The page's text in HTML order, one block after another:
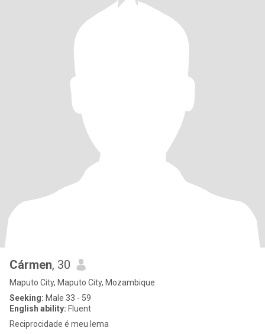
Cármen, 30
Maputo City, Maputo City, Mozambique
Seeking: Male 33 - 59
English ability: Fluent
Reciprocidade é meu lema